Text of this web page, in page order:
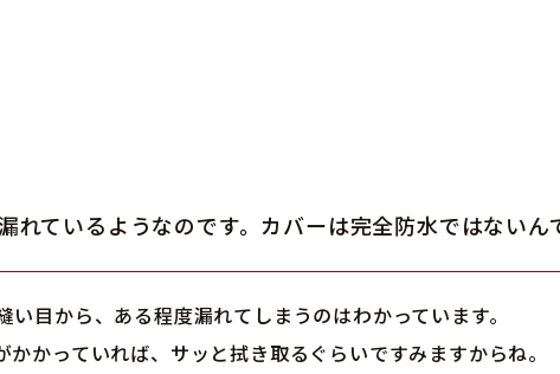
れているようなのです。カバーは完全防水ではないん
目から、ある程度漏れてしまうのはわかっています。
かっていれば、サッと拭き取るぐらいですみますからね。